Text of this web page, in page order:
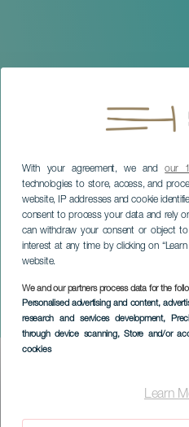
With your agreement, we andour
technologies to store, access, and
website, IP addresses and cookie
consent to process your data and rely
can withdraw your consent or object
interest at any time by clicking on
website.
We and our partners process data for the
Personalised advertising and content,
research and services development,
through device scanning, Store and/or
cookies
Learn
Encuentro de
EL HIERRO